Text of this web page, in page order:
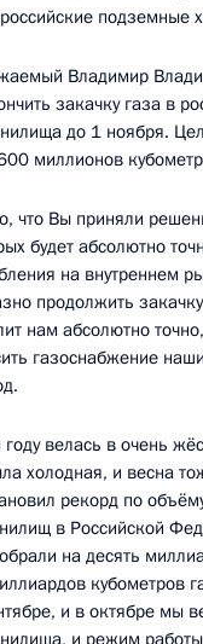
подземные
Владимир
закачку газа в
до 1 ноября.
миллионов
что Вы приняли
будет абсолютно
на внутреннем
продолжить
нам абсолютно
газоснабжение
году велась в очень
холодная, и весна
рекорд по
в Российской
на десять
кубометров
и в октябре мы
и режим